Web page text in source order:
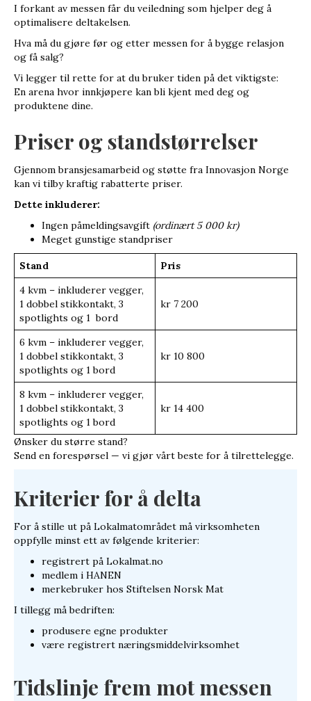
I forkant av messen får du veiledning som hjelper deg å
optimalisere deltakelsen.
Hva må du gjøre før og etter messen for å bygge relasjon
og få salg?
Vi legger til rette for at du bruker tiden på det viktigste:
En arena hvor innkjøpere kan bli kjent med deg og
produktene dine.
Priser og standstørrelser
Gjennom bransjesamarbeid og støtte fra Innovasjon Norge
kan vi tilby kraftig rabatterte priser.
Dette inkluderer:
Ingen påmeldingsavgift (ordinært 5 000 kr)
Meget gunstige standpriser
Stand
Pris
4 kvm – inkluderer vegger,
1 dobbel stikkontakt, 3
spotlights og 1 bord
kr 7 200
6 kvm – inkluderer vegger,
1 dobbel stikkontakt, 3
spotlights og 1 bord
kr 10 800
8 kvm – inkluderer vegger,
1 dobbel stikkontakt, 3
spotlights og 1 bord
kr 14 400
Ønsker du større stand?
Send en forespørsel — vi gjør vårt beste for å tilrettelegge.
Kriterier for å delta
For å stille ut på Lokalmatområdet må virksomheten
oppfylle minst ett av følgende kriterier:
registrert på Lokalmat.no
medlem i HANEN
merkebruker hos Stiftelsen Norsk Mat
I tillegg må bedriften:
produsere egne produkter
være registrert næringsmiddelvirksomhet
Tidslinje frem mot messen